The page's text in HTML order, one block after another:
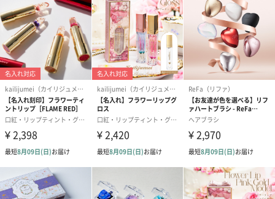
コットン巾着 【誕生
日】（グレー）L（600
円）
コットン巾着 【誕生
日】（スモーキーピン
ク）L（600円）
コットン巾着
生花